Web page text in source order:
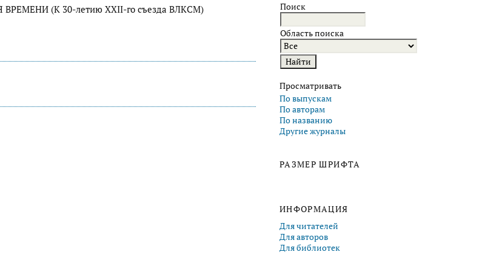
Поиск
Область поиска
Просматривать
По выпускам
По авторам
По названию
Другие журналы
РАЗМЕР ШРИФТА
ИНФОРМАЦИЯ
Для читателей
Для авторов
Для библиотек
(К 30-летию XXII-го съезда ВЛКСМ)